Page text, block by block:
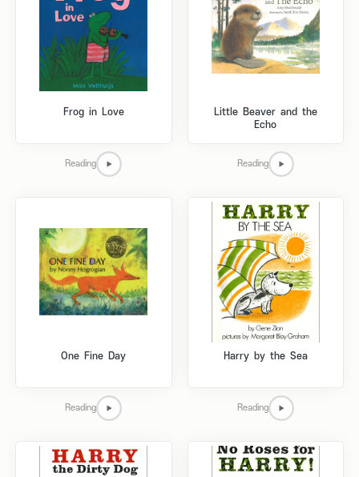
Frog in Love
Reading
Little Beaver and the
Echo
Reading
One Fine Day
Reading
Harry by the Sea
Reading